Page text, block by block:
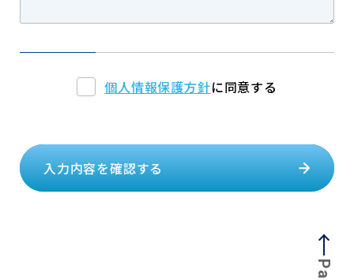
個人情報保護方針に同意する
入力内容を確認する